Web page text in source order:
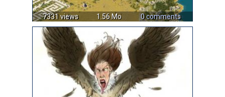
7331 views 1.56 Mo 0 comments